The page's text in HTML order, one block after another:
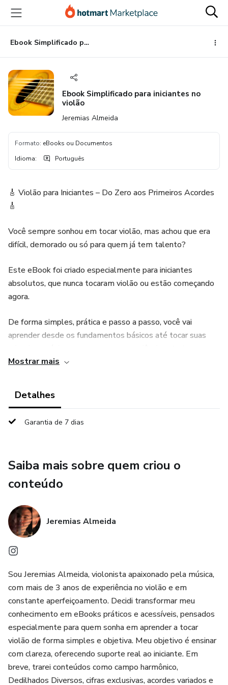
para
conteúdo
principal
para
pagamento
para
rodapé
Ebook Simplificado para iniciantes no violão
Ebook Simplificado para iniciantes no
violão
Jeremias Almeida
Formato: eBooks ou Documentos
Idioma: Português
🎸 Violão para Iniciantes – Do Zero aos Primeiros Acordes
🎸
Você sempre sonhou em tocar violão, mas achou que era
difícil, demorado ou só para quem já tem talento?
Este eBook foi criado especialmente para iniciantes
absolutos, que nunca tocaram violão ou estão começando
agora.
De forma simples, prática e passo a passo, você vai
aprender desde os fundamentos básicos até tocar suas
Como segurar o violão corretamente
Nome das cordas e afinação correta
Ritmos simples e batidas populares
Dicas para evitar dores nos dedos e desistência
Como tocar suas primeiras músicas completas
✨ Para quem é este eBook? ✔ Iniciantes do zero
✔ Pessoas sem tempo para aulas presenciais
✔ Quem quer aprender no seu próprio ritmo
✔ Jovens, adultos e até quem acha que “já passou da
idade”
Mostrar mais
Detalhes
Garantia de 7 dias
Saiba mais sobre quem criou o
conteúdo
Jeremias Almeida
Sou Jeremias Almeida, violonista apaixonado pela música,
com mais de 3 anos de experiência no violão e em
constante aperfeiçoamento. Decidi transformar meu
conhecimento em eBooks práticos e acessíveis, pensados
especialmente para quem sonha em aprender a tocar
violão de forma simples e objetiva. Meu objetivo é ensinar
com clareza, oferecendo suporte real ao iniciante. Em
breve, trarei conteúdos como campo harmônico,
Dedilhados Diversos, cifras exclusivas, acordes variados e